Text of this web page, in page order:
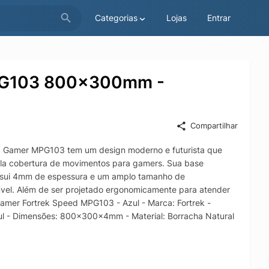
Categorias Lojas Entrar
800x300mm -
Compartilhar
MPG103 tem um design moderno e futurista que
cobertura de movimentos para gamers. Sua base
4mm de espessura e um amplo tamanho de
Além de ser projetado ergonomicamente para atender
Fortrek Speed MPG103 - Azul - Marca: Fortrek -
- Dimensões: 800x300x4mm - Material: Borracha Natural